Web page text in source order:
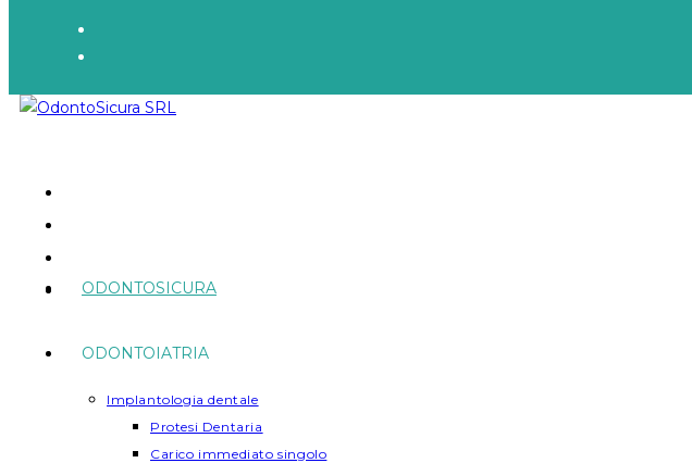
ODONTOSICURA
ODONTOIATRIA
Implantologia dentale
Protesi Dentaria
Carico immediato singolo